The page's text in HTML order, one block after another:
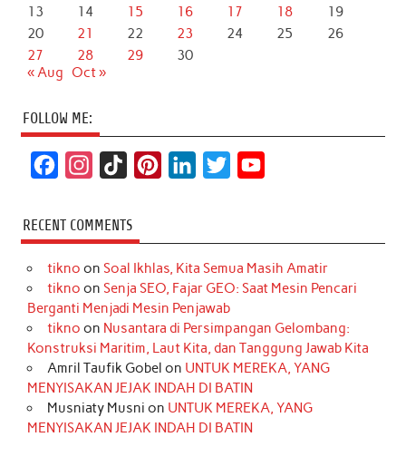
13
14 15 16 17 18
19
20
21 22 23 24 25
26
27
28 29
30
« Aug
Oct »
FOLLOW ME:
c
e
b
o
k
s
t
a
r
a
m
k
T
o
k
t
e
r
e
s
t
k
e
d
I
n
t
t
r
T
u
e
RECENT COMMENTS
tikno on Soal Ikhlas, Kita Semua Masih Amatir
tikno on Senja SEO, Fajar GEO: Saat Mesin Pencari
Berganti Menjadi Mesin Penjawab
tikno on Nusantara di Persimpangan Gelombang:
Konstruksi Maritim, Laut Kita, dan Tanggung Jawab Kita
Amril Taufik Gobel on UNTUK MEREKA, YANG
MENYISAKAN JEJAK INDAH DI BATIN
Musniaty Musni on UNTUK MEREKA, YANG
MENYISAKAN JEJAK INDAH DI BATIN